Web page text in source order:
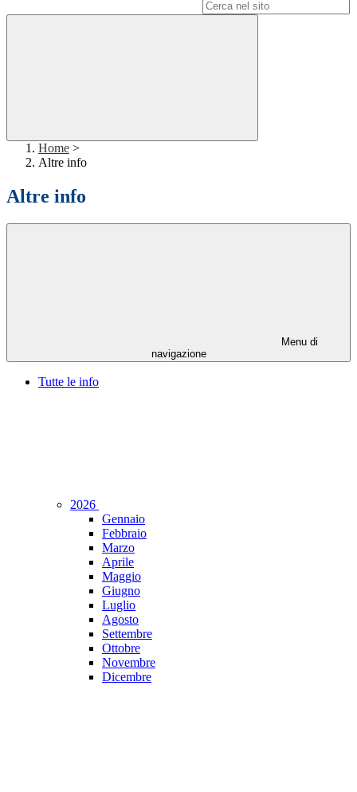
Home >
Altre info
Altre info
Menu di
navigazione
Tutte le info
2026
Gennaio
Febbraio
Marzo
Aprile
Maggio
Giugno
Luglio
Agosto
Settembre
Ottobre
Novembre
Dicembre